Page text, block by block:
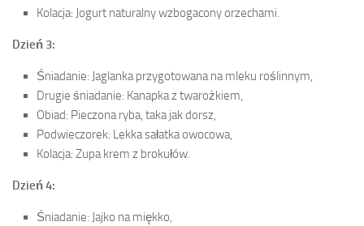
Kolacja: Jogurt naturalny wzbogacony orzechami.
Dzień 3:
Śniadanie: Jaglanka przygotowana na mleku roślinnym,
Drugie śniadanie: Kanapka z twarożkiem,
Obiad: Pieczona ryba, taka jak dorsz,
Podwieczorek: Lekka sałatka owocowa,
Kolacja: Zupa krem z brokułów.
Dzień 4:
Śniadanie: Jajko na miękko,